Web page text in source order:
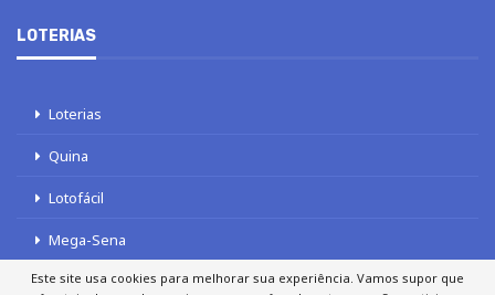
LOTERIAS
Loterias
Quina
Lotofácil
Mega-Sena
Tele sena
Este site usa cookies para melhorar sua experiência. Vamos supor que